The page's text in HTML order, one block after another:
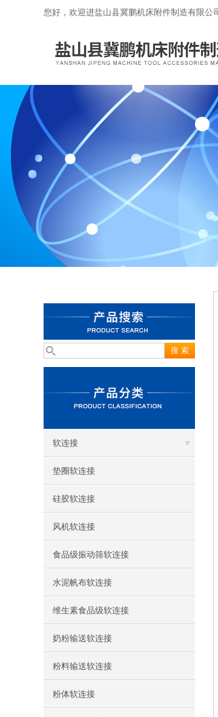
您好，欢迎进盐山县冀鹏机床附件制造有限公
软连接
垫圈软连接
硅胶软连接
风机软连接
食品级振动筛软连接
水泥帆布软连接
维生素食品级软连接
奶粉输送软连接
粉料输送软连接
粉体软连接